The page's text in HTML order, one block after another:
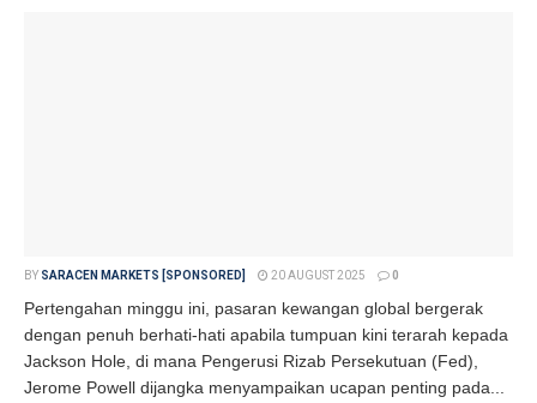
BY SARACEN MARKETS [SPONSORED] 20 AUGUST 2025 0
Pertengahan minggu ini, pasaran kewangan global bergerak
dengan penuh berhati-hati apabila tumpuan kini terarah kepada
Jackson Hole, di mana Pengerusi Rizab Persekutuan (Fed),
Jerome Powell dijangka menyampaikan ucapan penting pada...